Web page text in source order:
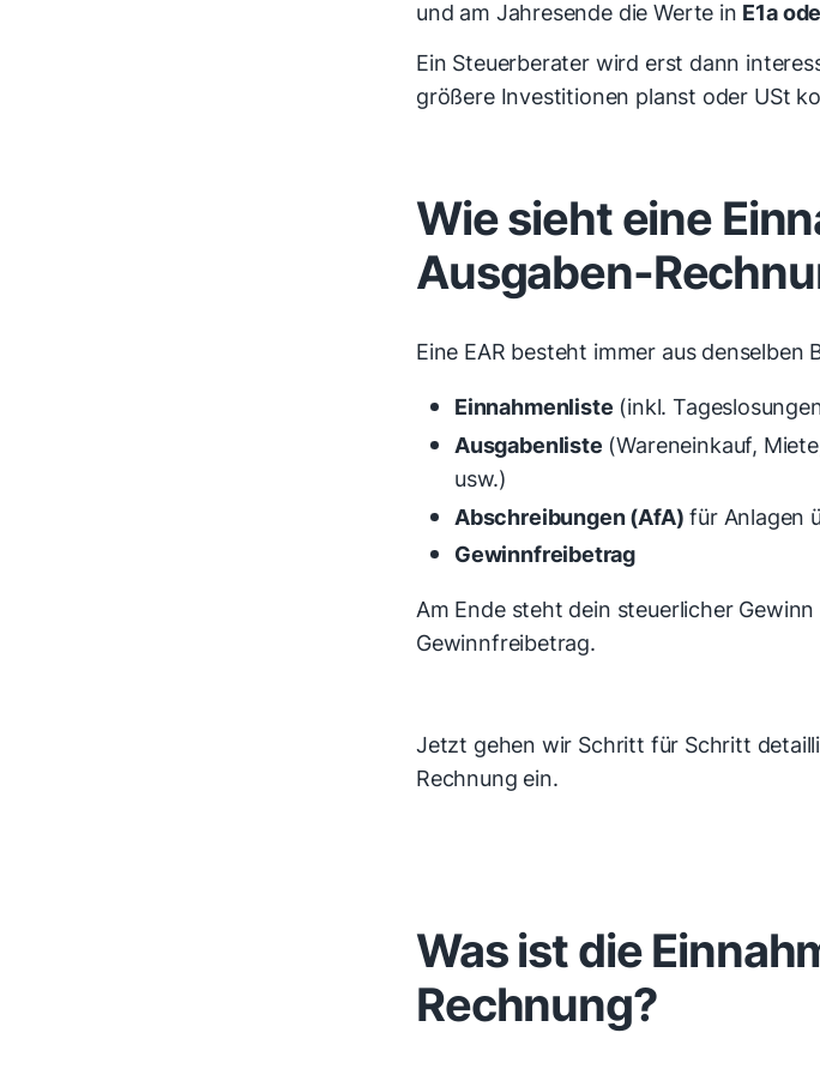
und am Jahresende die Werte in E1a
Ein Steuerberater wird erst dann
größere Investitionen planst oder USt
Wie sieht eine
Ausgaben-
Eine EAR besteht immer aus denselben
Einnahmenliste (inkl.
Ausgabenliste (Wareneinkauf,
usw.)
Abschreibungen (AfA)für Anlagen
Gewinnfreibetrag
Am Ende steht dein steuerlicher
Gewinnfreibetrag.
Jetzt gehen wir Schritt für Schritt
Rechnung ein.
Was ist die
Rechnung?